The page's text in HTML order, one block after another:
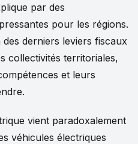
par des
pour les régions.
derniers leviers fiscaux
collectivités territoriales,
et leurs
vient paradoxalement
véhicules électriques